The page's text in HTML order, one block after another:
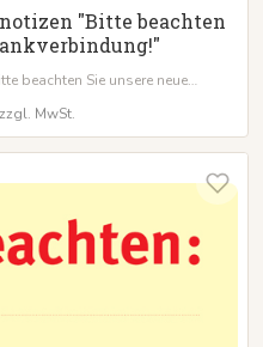
"Bitte beachten
beachten Sie unsere neue
zzgl. MwSt.